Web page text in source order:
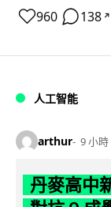
960 138 ↗
人工智能
arthur 9 小時
丹麥高中